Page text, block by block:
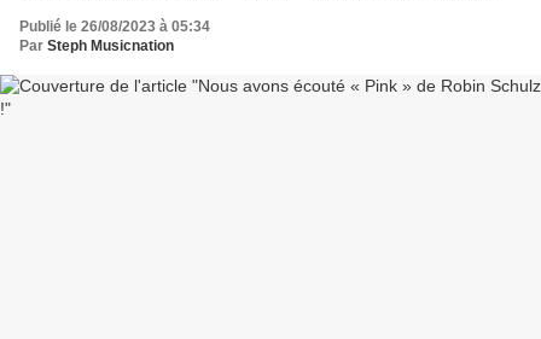
Publié le 26/08/2023 à 05:34
Par Steph Musicnation